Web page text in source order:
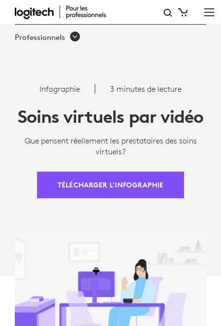
PRINCIPALES
CONCLUSIONS
SOINS
VIRTUELS |
LOGITECH
Professionnels
Infographie 3 minutes de lecture
Soins virtuels par vidéo
Que pensent réellement les prestataires des soins
virtuels?
TÉLÉCHARGER L’INFOGRAPHIE